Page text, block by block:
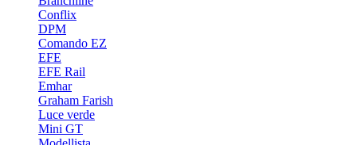
Conflix
DPM
Comando EZ
EFE
EFE Rail
Emhar
Graham Farish
Luce verde
Mini GT